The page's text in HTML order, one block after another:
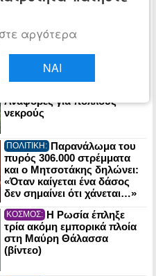
Αναφορές για πολλούς
νεκρούς
ΠΟΛΙΤΙΚΗ: Παρανάλωμα του
πυρός 306.000 στρέμματα
και ο Μητσοτάκης δηλώνει:
«Όταν καίγεται ένα δάσος
δεν σημαίνει ότι χάνεται…»
ΚΟΣΜΟΣ: Η Ρωσία έπληξε
τρία ακόμη εμπορικά πλοία
στη Μαύρη Θάλασσα
(βίντεο)
αργότερα
ΝΑΙ